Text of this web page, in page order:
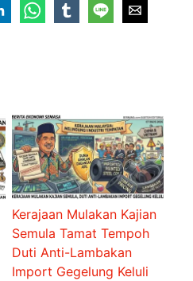
Kerajaan Mulakan Kajian
Semula Tamat Tempoh
Duti Anti-Lambakan
Import Gegelung Keluli